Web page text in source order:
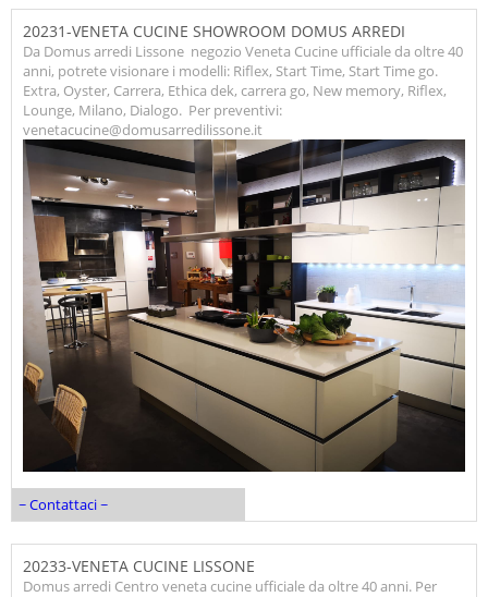
20231-VENETA CUCINE SHOWROOM DOMUS ARREDI
Da Domus arredi Lissone negozio Veneta Cucine ufficiale da oltre 40
anni, potrete visionare i modelli: Riflex, Start Time, Start Time go.
Extra, Oyster, Carrera, Ethica dek, carrera go, New memory, Riflex,
Lounge, Milano, Dialogo. Per preventivi:
venetacucine@domusarredilissone.it
~ Contattaci ~
20233-VENETA CUCINE LISSONE
Domus arredi Centro veneta cucine ufficiale da oltre 40 anni. Per